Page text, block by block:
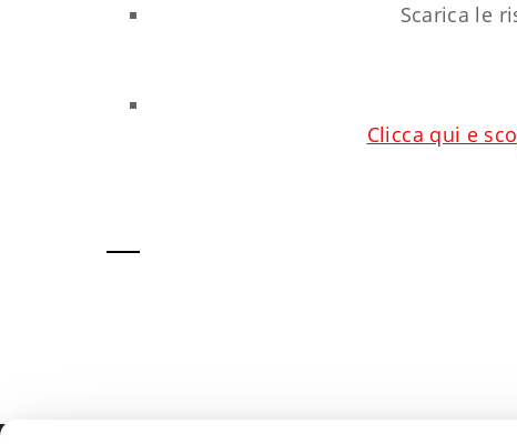
Scarica le
Clicca qui e